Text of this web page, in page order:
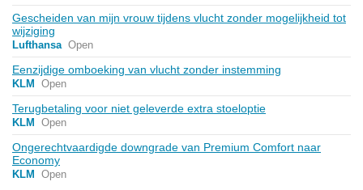
Gescheiden van mijn vrouw tijdens vlucht zonder mogelijkheid tot
wijziging
Lufthansa Open
Eenzijdige omboeking van vlucht zonder instemming
KLM Open
Terugbetaling voor niet geleverde extra stoeloptie
KLM Open
Ongerechtvaardigde downgrade van Premium Comfort naar
Economy
KLM Open